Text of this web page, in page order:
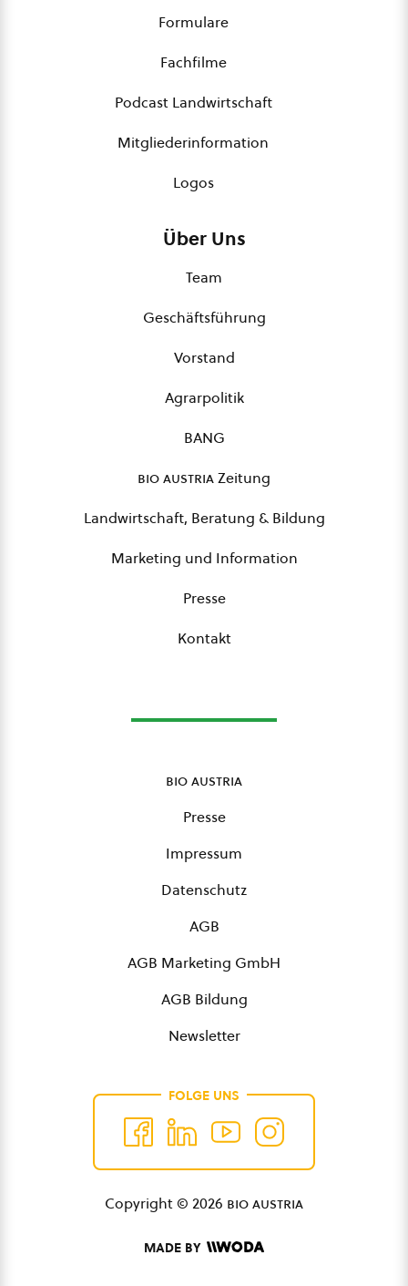
Formulare
Fachfilme
Podcast Landwirtschaft
Mitgliederinformation
Logos
Über Uns
Team
Geschäftsführung
Vorstand
Agrarpolitik
BANG
bio austriaZeitung
Landwirtschaft, Beratung & Bildung
Marketing und Information
Presse
Kontakt
bio austria
Presse
Impressum
Datenschutz
AGB
AGB Marketing GmbH
AGB Bildung
Newsletter
FOLGE UNS
Copyright © 2026 bio austria
MADE BY